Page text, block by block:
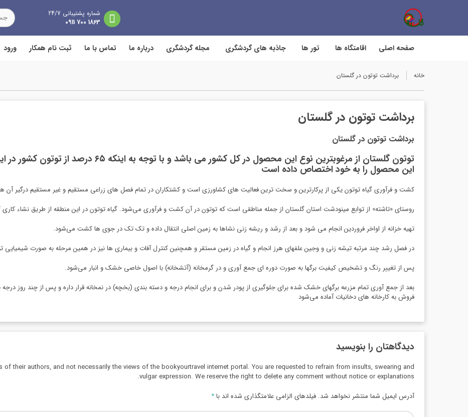
شماره پشتیبانی 24/7
1863 700 0911
صفحه اصلی اقامتگاه ها تور ها جاذبه های گردشگری مجله گردشگری درباره ما تماس با ما ثبت نام همکار ورود
خانه برداشت توتون در گلستان
برداشت توتون در گلستان
برداشت توتون در گلستان
توتون گلستان از مرغوبترین نوع این محصول در کل کشور
این محصول را به خود اختصاص داده است
کشت و فرآوری گیاه توتون یکی از پرکارترین و سخت ترین فعالیت های کشاورزی است و کشتکاران در تمام فصل های زراعی مستقیم و غیر مستقیم درگیر آن
روستای «تاشته» از توابع مینودشت استان گلستان از جمله مناطقی است که توتون در آن کشت و فرآوری می‌شود. گیاه توتون در این منطقه از طریق نشاء کاری
تهیه خزانه از اواخر فروردین انجام می شود و بعد از رشد و ریشه زنی نشاها به زمین اصلی انتقال داده و تک تک در جوی ها کشت می‌شود.
در فصل رشد چند مرتبه تیشه زنی و وجین علفهای هرز انجام و گیاه در زمین مستقر و همچنین کنترل آفات و بیماری ها نیز در همین مرحله به صورت
پس از تغییر رنگ و تشخیص کیفیت برگها به صورت دوره ای جمع آوری و در گرمخانه (آتشخانه) با اصول خاصی خشک و انبار می‌شود.
بعد از جمع آوری تمام مزرعه برگهای خشک شده برای جلوگیری از پودر شدن و برای انجام درجه و دسته بندی (بخچه) در نمخانه قرار داره و پس از چند روز
فروش به کارخانه های دخانیات آماده می‌شود
دیدگاهتان را بنویسید
their authors, and not necessarily the views of the bookyourtravel internet portal. You are requested to refrain from insults, swearing and
vulgar expression. We reserve the right to delete any comment without notice or explanations.
آدرس ایمیل شما منتشر نخواهد شد. فیلدهای الزامی علامتگذاری شده اند با*